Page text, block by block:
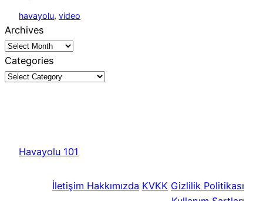
havayolu, video
Archives
Categories
Havayolu 101
İletişim Hakkımızda KVKK Gizlilik Politikası